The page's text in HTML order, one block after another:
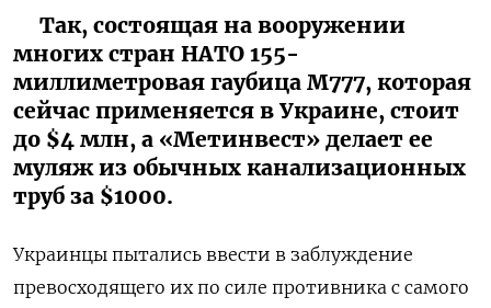
Так, состоящая на вооружении
многих стран НАТО 155-
миллиметровая гаубица М777, которая
сейчас применяется в Украине, стоит
до $4 млн, а «Метинвест» делает ее
муляж из обычных канализационных
труб за $1000.
Украинцы пытались ввести в заблуждение
превосходящего их по силе противника с самого